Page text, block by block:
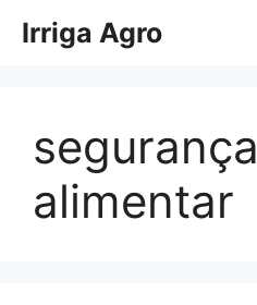
paraIrriga Agro
segurança
alimentar